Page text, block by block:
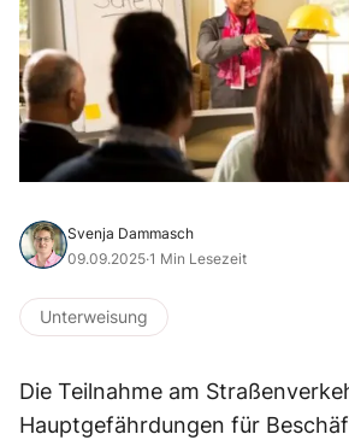
Svenja Dammasch
09.09.2025·1 Min Lesezeit
Unterweisung
Die Teilnahme am
Hauptgefährdungen für